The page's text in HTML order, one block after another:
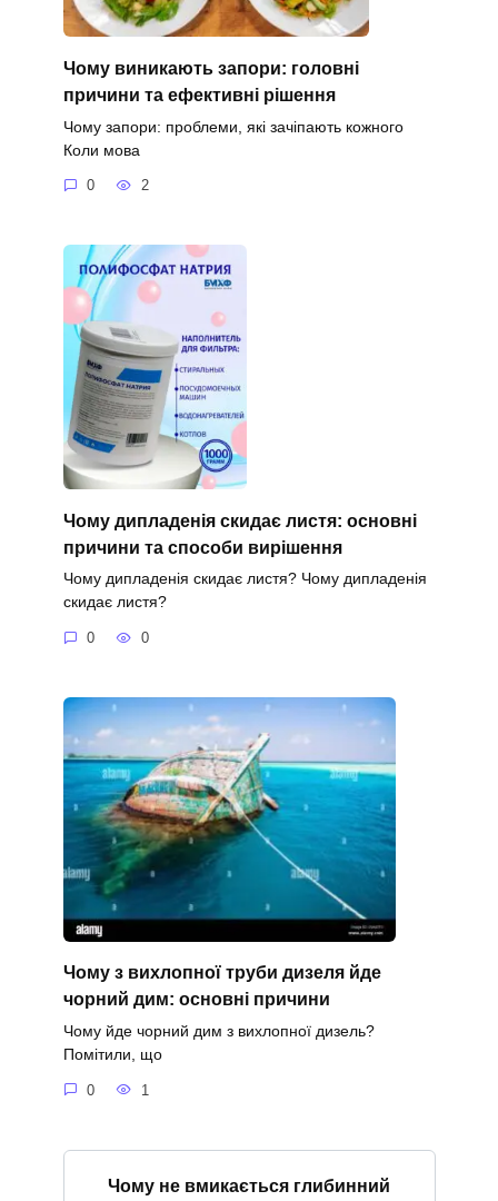
Чому виникають запори: головні
причини та ефективні рішення
Чому запори: проблеми, які зачіпають кожного
Коли мова
0 2
Чому дипладенія скидає листя: основні
причини та способи вирішення
Чому дипладенія скидає листя? Чому дипладенія
скидає листя?
0 0
Чому з вихлопної труби дизеля йде
чорний дим: основні причини
Чому йде чорний дим з вихлопної дизель?
Помітили, що
0 1
Чому не вмикається глибинний